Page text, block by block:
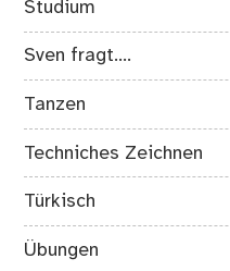
Studium
Sven fragt….
Tanzen
Techniches Zeichnen
Türkisch
Übungen